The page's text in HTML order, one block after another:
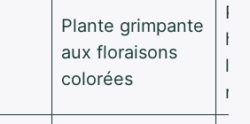
Plante grimpante
aux floraisons
colorées
le